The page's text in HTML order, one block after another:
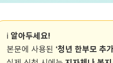
ℹ️ 알아두세요!
본문에 사용된 ‘청년 한부모 추